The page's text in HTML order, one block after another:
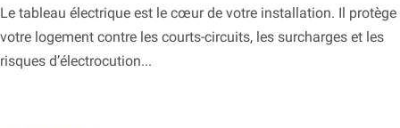
Le tableau électrique est le cœur de votre installation. Il protège
votre logement contre les courts-circuits, les surcharges et les
risques d’électrocution...